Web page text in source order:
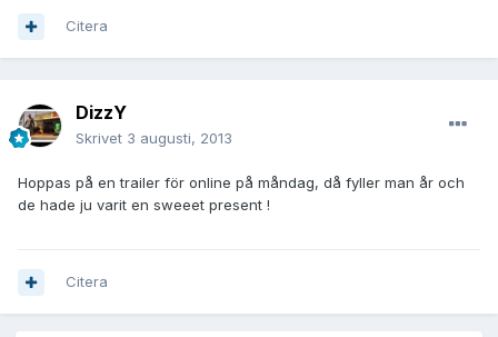
Citera
DizzY
Skrivet 3 augusti, 2013
Hoppas på en trailer för online på måndag, då fyller man år och
de hade ju varit en sweeet present !
Citera